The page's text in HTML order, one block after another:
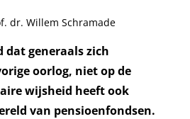
dr. Willem Schramade
dat generaals zich
oorlog, niet op de
wijsheid heeft ook
van pensioenfondsen.